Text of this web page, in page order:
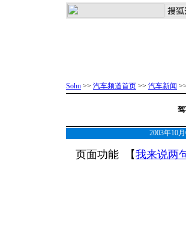
Sohu >> 汽车频道首页 >> 汽车新闻 >>
2003年10
页面功能 【我来说两